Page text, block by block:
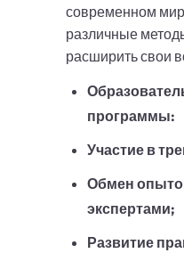
современном
различные
расширить свои
программы:
Участие в
Обмен
экспертами;
Развитие